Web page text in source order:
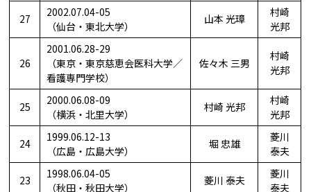
27
2002.07.04-05
（仙台・東北大学）
山本 光璋
村崎
光邦
26
2001.06.28-29
（東京・東京慈恵会医科大学／
看護専門学校）
佐々木 三男
村崎
光邦
25
2000.06.08-09
（横浜・北里大学）
村崎 光邦
村崎
光邦
24
1999.06.12-13
（広島・広島大学）
堀 忠雄
菱川
泰夫
23
1998.06.04-05
（秋田・秋田大学）
菱川 泰夫
菱川
泰夫